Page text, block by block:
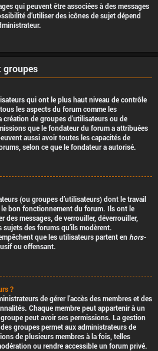
qui peuvent être associées à des messages
d’utiliser des icônes de sujet dépend
groupes
qui ont le plus haut niveau de contrôle
les aspects du forum comme les
de groupes d’utilisateurs ou de
que le fondateur du forum a attribuées
aussi avoir toutes les capacités de
selon ce que le fondateur a autorisé.
(ou groupes d’utilisateurs) dont le travail
bon fonctionnement du forum. Ils ont le
messages, de verrouiller, déverrouiller,
des forums qu’ils modèrent.
que les utilisateurs partent en hors-
ou offensant.
?
de gérer l’accès des membres et des
Chaque membre peut appartenir à un
peut avoir ses permissions. La gestion
groupes permet aux administrateurs de
de plusieurs membres à la fois, telles
ou rendre accessible un forum privé.